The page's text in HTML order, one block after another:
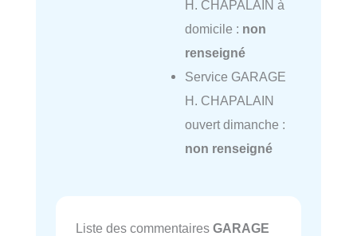
H. CHAPALAIN à
domicile : non
renseigné
Service GARAGE
H. CHAPALAIN
ouvert dimanche :
non renseigné
Liste des commentaires GARAGE